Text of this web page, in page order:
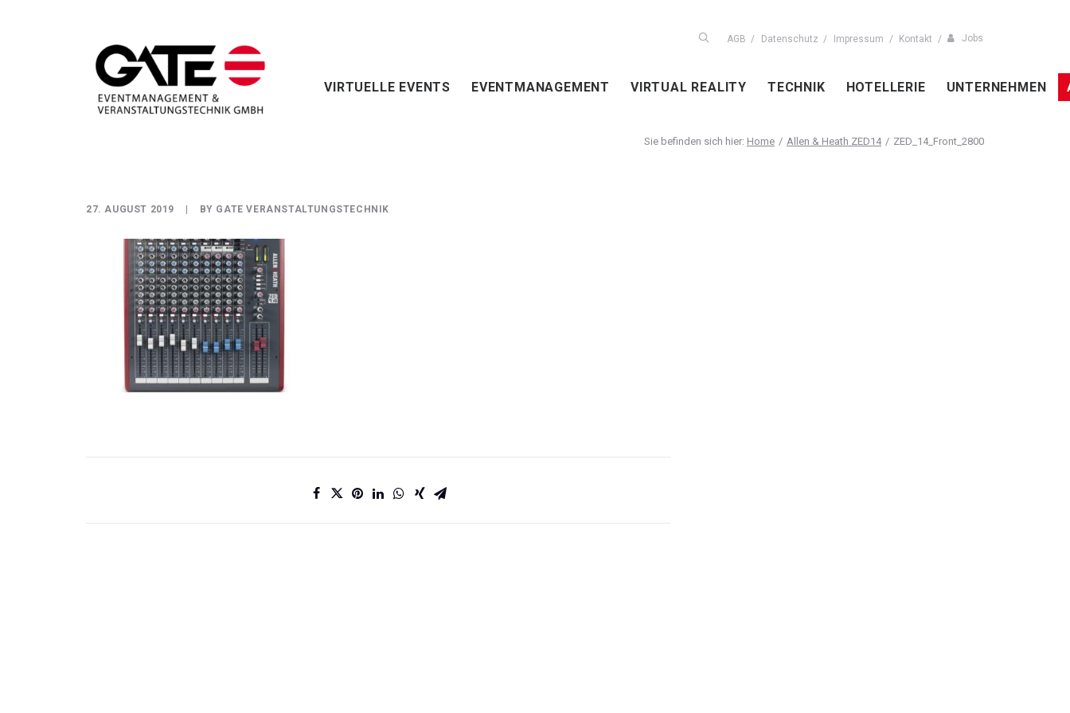
AGB Datenschutz Impressum Kontakt Jobs
VIRTUELLE EVENTS EVENTMANAGEMENT VIRTUAL REALITY TECHNIK HOTELLERIE UNTERNEHMEN
Home Allen & Heath ZED14 ZED_14_Front_2800
27. AUGUST 2019 BY GATE VERANSTALTUNGSTECHNIK